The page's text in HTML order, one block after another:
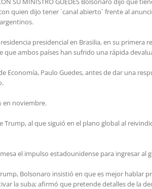
quien dijo tener `canal abierto` frente al
presidencial en Brasilia, en su
ambos países han sufrido una rápida
Paulo Guedes, antes de dar una
en noviembre.
al que siguió en el plano global al
el impulso estadounidense para ingresar al
Bolsonaro insistió en que es mejor hablar
la suba; afirmó que pretende detalles de la